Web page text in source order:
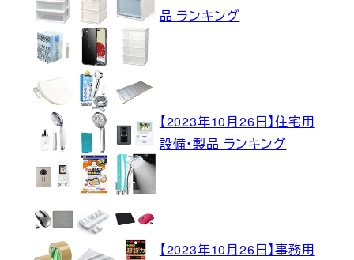
品 ランキング
【2023年10月26日】住宅用
設備・製品 ランキング
【2023年10月26日】事務用